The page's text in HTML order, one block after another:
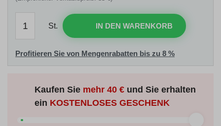
St. IN DEN WARENKORB
Profitieren Sie von Mengenrabatten bis zu 8 %
Kaufen Sie mehr40 €und Sie erhalten
ein KOSTENLOSES GESCHENK